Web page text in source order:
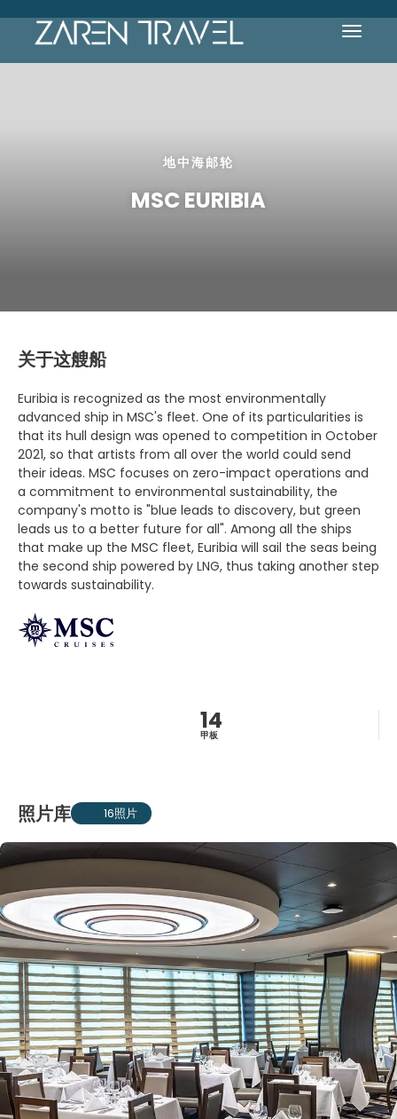
地中海邮轮
MSC EURIBIA
关于这艘船
Euribia is recognized as the most environmentally
advanced ship in MSC's fleet. One of its particularities is
that its hull design was opened to competition in October
2021, so that artists from all over the world could send
their ideas. MSC focuses on zero-impact operations and
a commitment to environmental sustainability, the
company's motto is "blue leads to discovery, but green
leads us to a better future for all". Among all the ships
that make up the MSC fleet, Euribia will sail the seas being
the second ship powered by LNG, thus taking another step
towards sustainability.
14
甲板
照片库 16照片